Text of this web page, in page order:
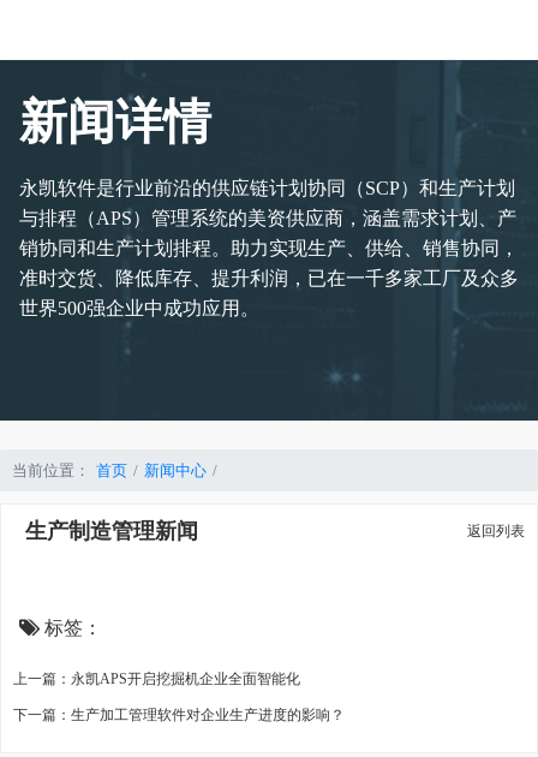
新闻详情
永凯软件是行业前沿的供应链计划协同（SCP）和生产计划
与排程（APS）管理系统的美资供应商，涵盖需求计划、产
销协同和生产计划排程。助力实现生产、供给、销售协同，
准时交货、降低库存、提升利润，已在一千多家工厂及众多
世界500强企业中成功应用。
当前位置： 首页 新闻中心
生产制造管理新闻 返回列表
标签：
上一篇：永凯APS开启挖掘机企业全面智能化
下一篇：生产加工管理软件对企业生产进度的影响？